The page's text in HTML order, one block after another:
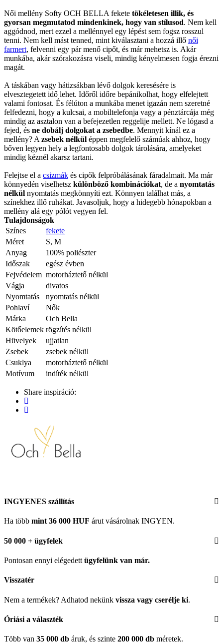
Női mellény Softy OCH BELLA fekete tökéletesen illik, és
gyorsan megmutatod mindenkinek, hogy van stílusod. Nem kell
aggódnod, mert ezzel a mellénnyel egy lépést sem fogsz rosszul
tenni. Nem kell mást tenned, mint kiválasztani a hozzá illő női
farmert, felvenni egy pár menő cipőt, és már mehetsz is. Akár
munkába, akár szórakozásra viseli, mindig kényelmesen fogja érezni
magát.
A táskában vagy hátizsákban lévő dolgok keresésére is
elvesztegetett idő lehet. Időről időre bepánikolhat, hogy elfelejtett
valami fontosat. És félúton a munkába menet igazán nem szeretné
felfedezni, hogy a kulcsai, a mobiltelefonja vagy a pénztárcája még
mindig az asztalon van a befejezetlen reggelije mellett. Ne lógasd a
fejed, és ne dobálj dolgokat a zsebedbe. Mennyit kínál ez a
mellény? A zsebek nélkül éppen megfelelő számúak ahhoz, hogy
bőven legyen hely a legfontosabb dolgok tárolására, amelyeket
mindig kéznél akarsz tartani.
Felejtse el a csizmák és cipők felpróbálásának fáradalmait. Ma már
könnyedén viselhetsz különböző kombinációkat, de a nyomtatás
nélkül nyomtatás megkönnyíti ezt. Könnyen találhat más, a
színekhez illő ruhákat. Javasoljuk, hogy a hidegebb hónapokban a
mellény alá egy pólót vegyen fel.
Tulajdonságok
Színes
fekete
Méret
S, M
Anyag
100% poliészter
Időszak
egész évben
Fejvédelem motorháztető nélkül
Vágja
divatos
Nyomtatás
nyomtatás nélkül
Pohlaví
Nők
Márka
Och Bella
Kötőelemek rögzítés nélkül
Hüvelyek
ujjatlan
Zsebek
zsebek nélkül
Csuklya
motorháztető nélkül
Motívum
indíték nélkül
Share inspiráció:
INGYENES szállítás
Ha több mint 36 000 HUF árut vásárolnak INGYEN.
50 000 + ügyfelek
Pontosan ennyi elégedett ügyfelünk van már.
Visszatér
Nem a termékek? Adhatod nekünk vissza vagy cserélje ki.
Óriási a választék
Több van 35 000 db áruk, és szinte 200 000 db méretek.